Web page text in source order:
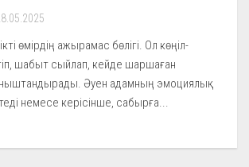
өмірдің ажырамас бөлігі. Ол көңіл-
шабыт сыйлап, кейде шаршаған
Әуен адамның эмоциялық
немесе керісінше, сабырға...